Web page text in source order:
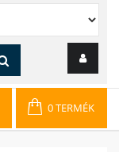
0 TERMÉK